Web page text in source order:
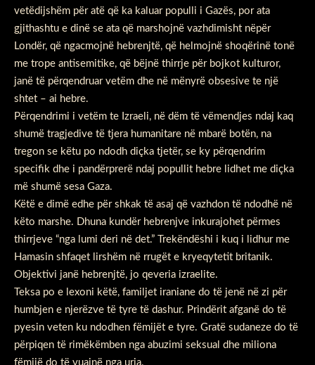
vetëdijshëm për atë që ka kaluar populli i Gazës, por ata
gjithashtu e dinë se ata që marshojnë vazhdimisht nëpër
Londër, që ngacmojnë hebrenjtë, që helmojnë shoqërinë tonë
me trope antisemitike, që bëjnë thirrje për bojkot kulturor,
janë të përqendruar vetëm dhe në mënyrë obsesive te një
shtet – ai hebre.
Përqendrimi i vetëm te Izraeli, në dëm të vëmendjes ndaj kaq
shumë tragjedive të tjera humanitare në mbarë botën, na
tregon se këtu po ndodh diçka tjetër, se ky përqendrim
specifik dhe i pandërprerë ndaj popullit hebre lidhet me diçka
më shumë sesa Gaza.
Këtë e dimë edhe për shkak të asaj që vazhdon të ndodhë në
këto marshe. Dhuna kundër hebrenjve inkurajohet përmes
thirrjeve “nga lumi deri në det.” Trekëndëshi i kuq i lidhur me
Hamasin shfaqet lirshëm në rrugët e kryeqytetit britanik.
Objektivi janë hebrenjtë, jo qeveria izraelite.
Teksa po e lexoni këtë, familjet iraniane do të jenë në zi për
humbjen e njerëzve të tyre të dashur. Prindërit afganë do të
pyesin veten ku ndodhen fëmijët e tyre. Gratë sudaneze do të
përpiqen të rimëkëmben nga abuzimi seksual dhe miliona
fëmijë do të vuajnë nga uria.